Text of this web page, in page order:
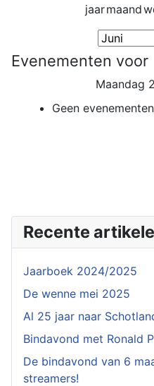
jaarmaand
Evenementen voor
Maandag
Geen evenementen
Recente
Jaarboek 2024/2025
De wenne mei 2025
Al 25 jaar naar
Bindavond met Ronald
De bindavond van 6
streamers!